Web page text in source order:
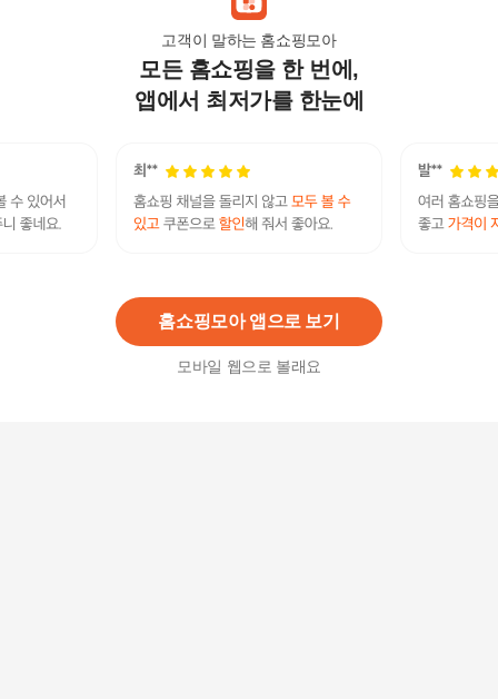
고객이 말하는 홈쇼핑모아
모든 홈쇼핑을 한 번에,
앱에서 최저가를 한눈에
홈쇼핑모아 앱으로 보기
모바일 웹으로 볼래요
모노무드 EDT 패션 여성 여름 시스루 블라우스 쉬
폰 블라우스
44,780원
모노무드 여성 프릴 블라우스 쉬폰 여름 셔츠 의류